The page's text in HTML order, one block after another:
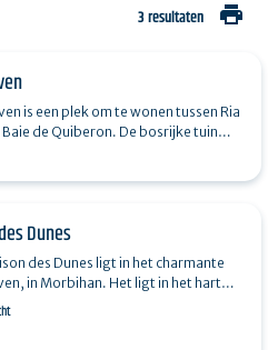
3 resultaten print
is een plek om te wonen tussen Ria
de Quiberon. De bosrijke tuin
te ontspannen en tot rust te
Dunes
des Dunes ligt in het charmante
Het ligt in het hart
en biedt een unieke ervaring